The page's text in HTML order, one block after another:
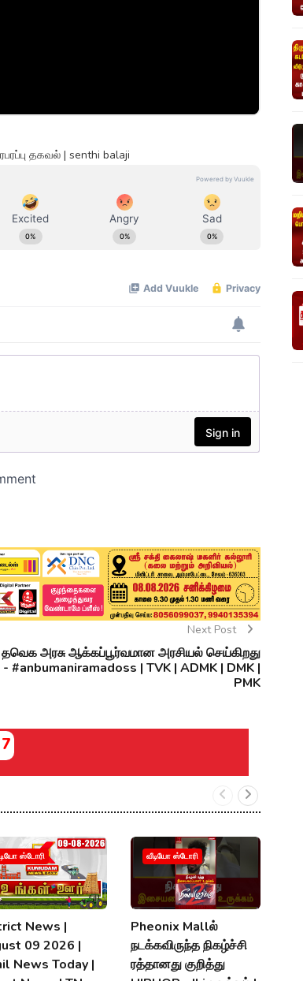
தகவல் | senthi balaji
Next Post
தவெக அரசு ஆக்கப்பூர்வமான அரசியல் செய்கிறது
- #anbumaniramadoss | TVK | ADMK | DMK |
PMK
ஸ்டோரி
News |
09 2026 |
News Today |
வீடியோ ஸ்டோரி
Pheonix Mallல்
நடக்கவிருந்த நிகழ்ச்சி
ரத்தானது குறித்து